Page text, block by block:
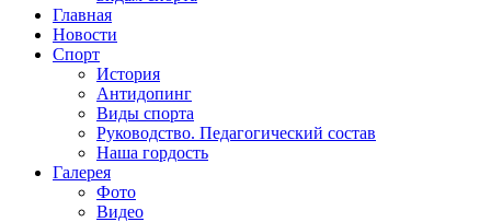
Главная
Новости
Спорт
История
Антидопинг
Виды спорта
Руководство. Педагогический состав
Наша гордость
Галерея
Фото
Видео